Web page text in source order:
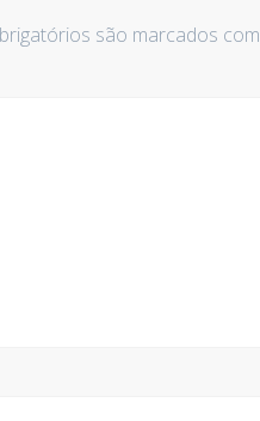
são marcados com